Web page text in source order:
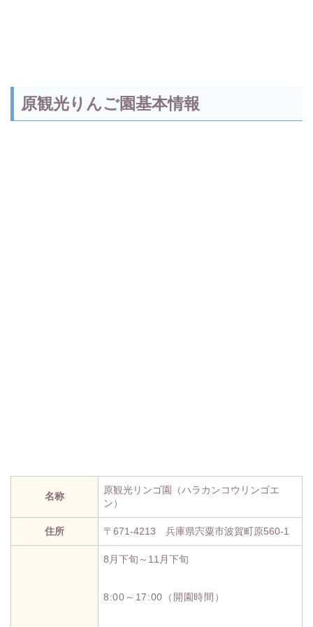
原観光りんご園基本情報
名称
原観光リンゴ園（ハラカンコウリンゴエ
ン）
住所 〒671-4213 兵庫県宍粟市波賀町原560-1
8月下旬～11月下旬
8:00～17:00（開園時間）